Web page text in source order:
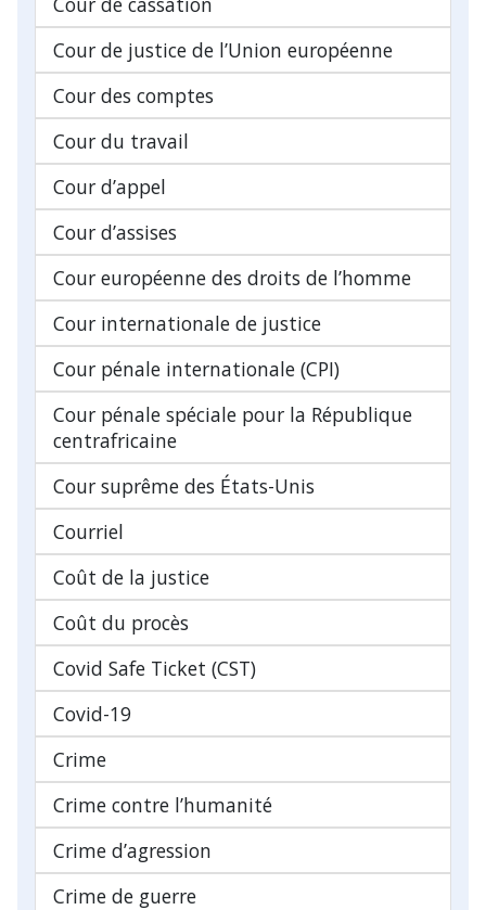
Cour de justice de l’Union européenne
Cour des comptes
Cour du travail
Cour d’appel
Cour d’assises
Cour européenne des droits de l’homme
Cour internationale de justice
Cour pénale internationale (CPI)
Cour pénale spéciale pour la République
centrafricaine
Cour suprême des États-Unis
Courriel
Coût de la justice
Coût du procès
Covid Safe Ticket (CST)
Covid-19
Crime
Crime contre l’humanité
Crime d’agression
Crime de guerre